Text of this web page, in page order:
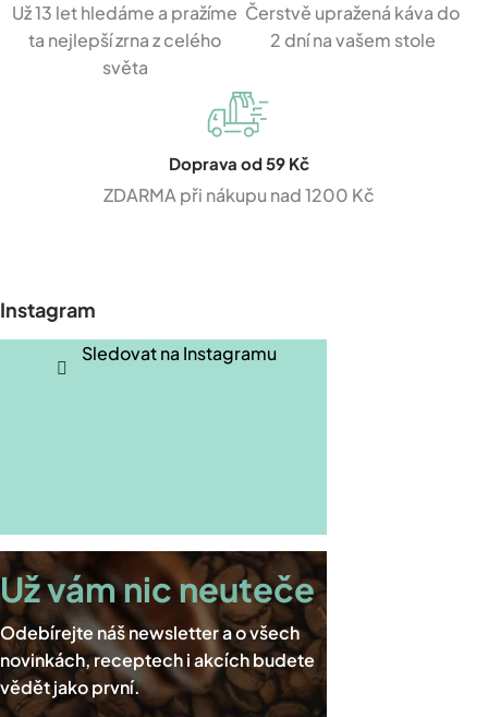
Už 13 let hledáme a pražíme
ta nejlepší zrna z celého
světa
Čerstvě upražená káva do
2 dní na vašem stole
Doprava od 59 Kč
ZDARMA při nákupu nad 1200 Kč
a
t
Instagram
Sledovat na Instagramu